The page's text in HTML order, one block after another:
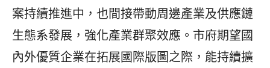
案持續推進中，也間接帶動周邊產業及供應鏈
生態系發展，強化產業群聚效應。市府期望國
內外優質企業在拓展國際版圖之際，能持續擴